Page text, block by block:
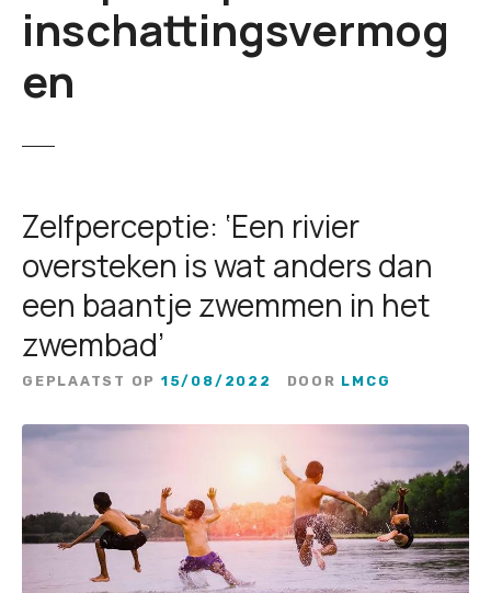
inschattingsvermog
en
Zelfperceptie: ‘Een rivier
oversteken is wat anders dan
een baantje zwemmen in het
zwembad’
GEPLAATST OP 15/08/2022 DOOR LMCG